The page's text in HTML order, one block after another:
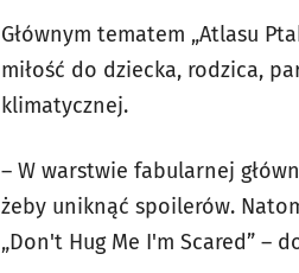
Głównym tematem „Atlasu
miłość do dziecka, rodzica,
klimatycznej.
– W warstwie fabularnej
żeby uniknąć spoilerów.
„Don't Hug Me I'm Scared” –